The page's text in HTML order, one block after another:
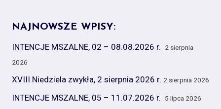
NAJNOWSZE WPISY:
INTENCJE MSZALNE, 02 – 08.08.2026 r.
2 sierpnia
2026
XVIII Niedziela zwykła, 2 sierpnia 2026 r. 2 sierpnia 2026
INTENCJE MSZALNE, 05 – 11.07.2026 r. 5 lipca 2026